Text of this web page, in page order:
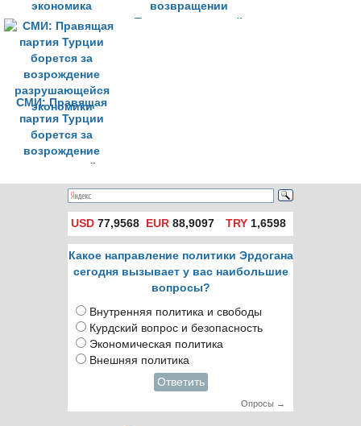
экономика
возвращении
Турции к закрытой
СМИ: Правящая
партия Турции
борется за
возрождение
разрушающейся
экономики
USD 77,9568 EUR 88,9097 TRY1,6598
Какое направление политики Эрдогана
сегодня вызывает у вас наибольшие
вопросы?
Внутренняя политика и свободы
Курдский вопрос и безопасность
Экономическая политика
Внешняя политика
Ответить
Опросы →